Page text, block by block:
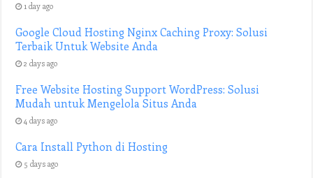
1 day ago
Google Cloud Hosting Nginx Caching Proxy: Solusi
Terbaik Untuk Website Anda
2 days ago
Free Website Hosting Support WordPress: Solusi
Mudah untuk Mengelola Situs Anda
4 days ago
Cara Install Python di Hosting
5 days ago